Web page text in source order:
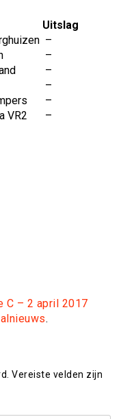
Uitslag
–
–
–
–
–
VR2 –
C – 2 april 2017
.
Vereiste velden zijn